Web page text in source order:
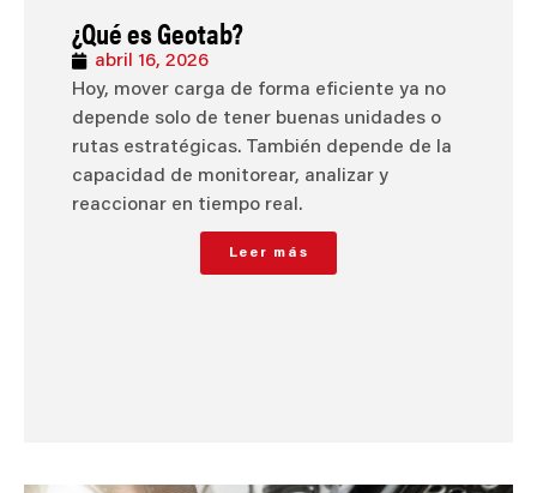
¿Qué es Geotab?
abril 16, 2026
Hoy, mover carga de forma eficiente ya no
depende solo de tener buenas unidades o
rutas estratégicas. También depende de la
capacidad de monitorear, analizar y
reaccionar en tiempo real.
Leer más